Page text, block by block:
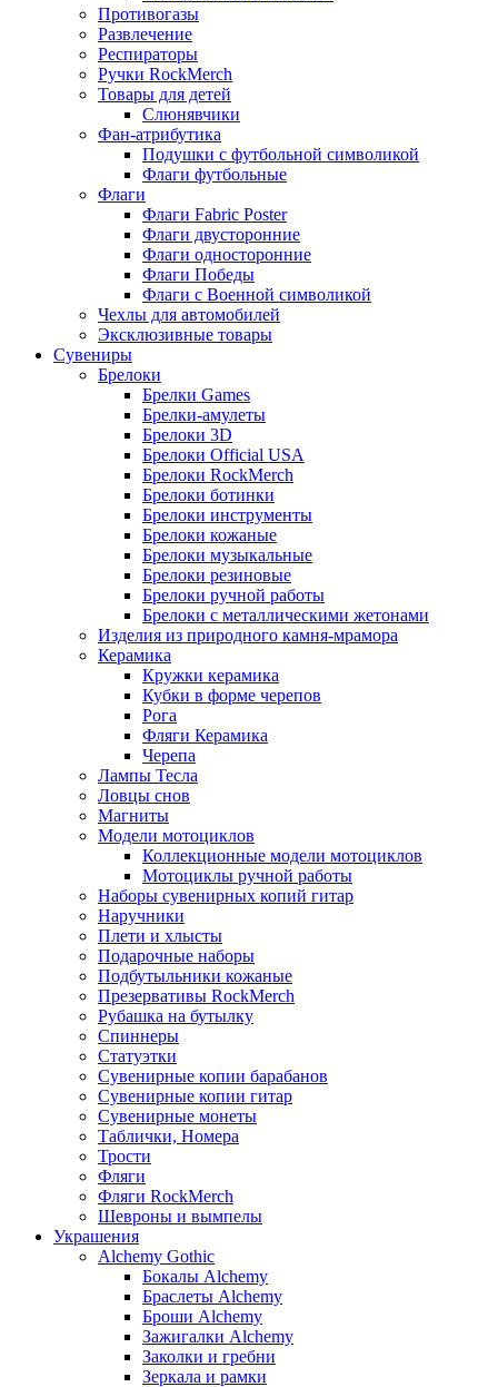
Противогазы
Развлечение
Респираторы
Ручки RockMerch
Товары для детей
Слюнявчики
Фан-атрибутика
Подушки с футбольной символикой
Флаги футбольные
Флаги
Флаги Fabric Poster
Флаги двусторонние
Флаги односторонние
Флаги Победы
Флаги с Военной символикой
Чехлы для автомобилей
Эксклюзивные товары
Сувениры
Брелоки
Брелки Games
Брелки-амулеты
Брелоки 3D
Брелоки Official USA
Брелоки RockMerch
Брелоки ботинки
Брелоки инструменты
Брелоки кожаные
Брелоки музыкальные
Брелоки резиновые
Брелоки ручной работы
Брелоки с металлическими жетонами
Изделия из природного камня-мрамора
Керамика
Кружки керамика
Кубки в форме черепов
Рога
Фляги Керамика
Черепа
Лампы Тесла
Ловцы снов
Магниты
Модели мотоциклов
Коллекционные модели мотоциклов
Мотоциклы ручной работы
Наборы сувенирных копий гитар
Наручники
Плети и хлысты
Подарочные наборы
Подбутыльники кожаные
Презервативы RockMerch
Рубашка на бутылку
Спиннеры
Статуэтки
Сувенирные копии барабанов
Сувенирные копии гитар
Сувенирные монеты
Таблички, Номера
Трости
Фляги
Фляги RockMerch
Шевроны и вымпелы
Украшения
Alchemy Gothic
Бокалы Alchemy
Браслеты Alchemy
Броши Alchemy
Зажигалки Alchemy
Заколки и гребни
Зеркала и рамки